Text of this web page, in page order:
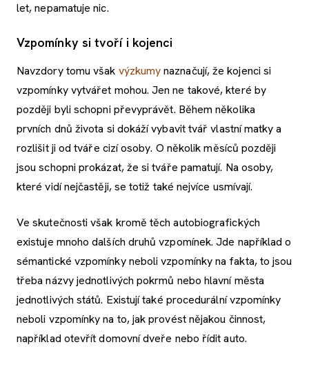
let, nepamatuje nic.
Vzpomínky si tvoří i kojenci
Navzdory tomu však výzkumynaznačují, že kojenci si
vzpomínky vytvářet mohou. Jen ne takové, které by
později byli schopni převyprávět. Během několika
prvních dnů života si dokáží vybavit tvář vlastní matky a
rozlišit ji od tváře cizí osoby. O několik měsíců později
jsou schopni prokázat, že si tváře pamatují. Na osoby,
které vidí nejčastěji, se totiž také nejvíce usmívají.
Ve skutečnosti však kromě těch autobiografických
existuje mnoho dalších druhů vzpomínek. Jde například o
sémantické vzpomínky neboli vzpomínky na fakta, to jsou
třeba názvy jednotlivých pokrmů nebo hlavní města
jednotlivých států. Existují také procedurální vzpomínky
neboli vzpomínky na to, jak provést nějakou činnost,
například otevřít domovní dveře nebo řídit auto.